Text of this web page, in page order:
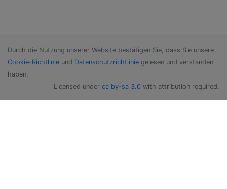
Durch die Nutzung unserer Website bestätigen Sie, dass Sie unsere
Cookie-Richtlinie und Datenschutzrichtlinie gelesen und verstanden
haben.
Licensed under cc by-sa 3.0 with attribution required.